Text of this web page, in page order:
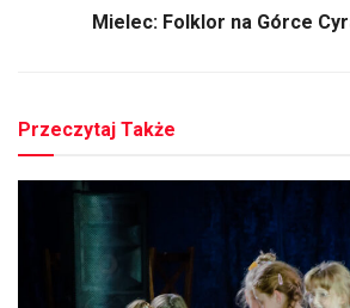
Mielec: Folklor na Górce
Przeczytaj Także